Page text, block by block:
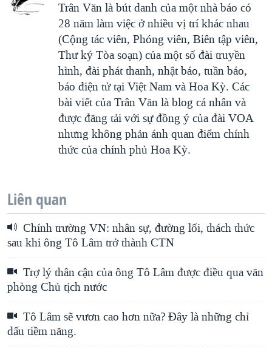
Trân Văn là bút danh của một nhà báo có
28 năm làm việc ở nhiều vị trí khác nhau
(Cộng tác viên, Phóng viên, Biên tập viên,
Thư ký Tòa soạn) của một số đài truyền
hình, đài phát thanh, nhật báo, tuần báo,
báo điện tử tại Việt Nam và Hoa Kỳ. Các
bài viết của Trân Văn là blog cá nhân và
được đăng tải với sự đồng ý của đài VOA
nhưng không phản ánh quan điểm chính
thức của chính phủ Hoa Kỳ.
Liên quan
Chính trường VN: nhân sự, đường lối, thách thức
sau khi ông Tô Lâm trở thành CTN
Trợ lý thân cận của ông Tô Lâm được điều qua văn
phòng Chủ tịch nước
Tô Lâm sẽ vươn cao hơn nữa? Đây là những chỉ
dấu tiềm năng.